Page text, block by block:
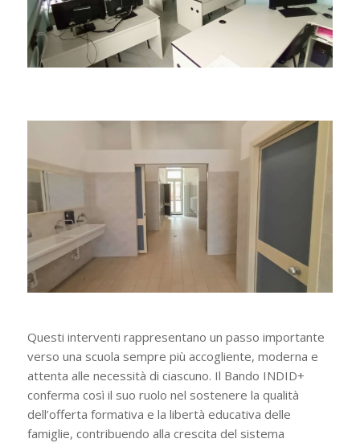
Questi interventi rappresentano un passo importante
verso una scuola sempre più accogliente, moderna e
attenta alle necessità di ciascuno. Il Bando INDID+
conferma così il suo ruolo nel sostenere la qualità
dell’offerta formativa e la libertà educativa delle
famiglie, contribuendo alla crescita del sistema